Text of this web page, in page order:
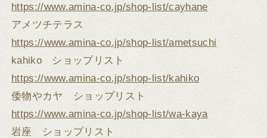
https://www.amina-co.jp/shop-list/cayhane
アメツチテラス
https://www.amina-co.jp/shop-list/ametsuchi
kahiko ショップリスト
https://www.amina-co.jp/shop-list/kahiko
倭物やカヤ ショップリスト
https://www.amina-co.jp/shop-list/wa-kaya
岩座 ショップリスト